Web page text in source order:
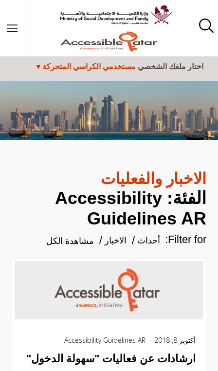
تجاوز إلى المحتوى الرئيسي
اختار ملفك الشخصي مستخدمي الكراسي المتحركة
الاخبار والفعليات
الفئة: Accessibility
Guidelines AR
Filter for: أحداث الاخبار مشاهدة الكل
أكتوبر 8, 2018 Accessibility Guidelines AR
ارشادات عن فعاليات "سهولة الدخول"